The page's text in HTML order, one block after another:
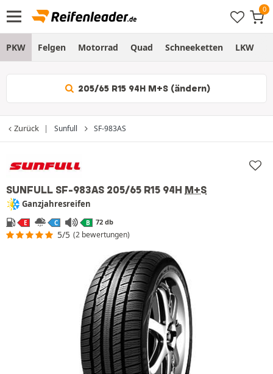
PKW Felgen Motorrad Quad Schneeketten LKW
205/65 R15 94H M+S (ändern)
Zurück Sunfull SF-983AS
SUNFULL SF-983AS 205/65 R15 94H M+S
Ganzjahresreifen
E C B 72 db
5/5 (2 bewertungen)